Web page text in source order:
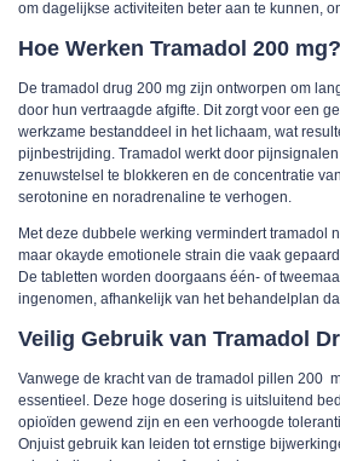
om dagelijkse activiteiten beter aan te kunnen,
Hoe Werken Tramadol 200 mg?
De tramadol drug 200 mg zijn ontworpen om
door hun vertraagde afgifte. Dit zorgt voor een
werkzame bestanddeel in het lichaam, wat
pijnbestrijding. Tramadol werkt door
zenuwstelsel te blokkeren en de concentratie
serotonine en noradrenaline te verhogen.
Met deze dubbele werking vermindert tramadol
maar okayde emotionele strain die vaak
De tabletten worden doorgaans één- of
ingenomen, afhankelijk van het behandelplan
Veilig Gebruik van Tramadol
Vanwege de kracht van de tramadol pillen 200
essentieel. Deze hoge dosering is uitsluitend
opioïden gewend zijn en een verhoogde
Onjuist gebruik kan leiden tot ernstige